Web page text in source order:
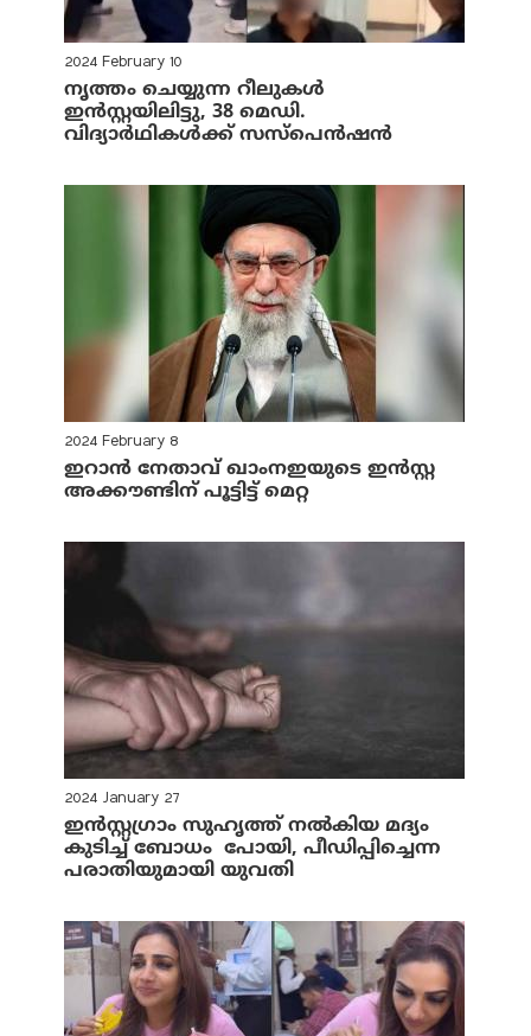
2024 February 10
നൃത്തം ചെയ്യുന്ന റീലുകള്‍
ഇന്‍സ്റ്റയിലിട്ടു, 38 മെഡി.
വിദ്യാര്‍ഥികള്‍ക്ക് സസ്‌പെന്‍ഷന്‍
2024 February 8
ഇറാന്‍ നേതാവ് ഖാംനഇയുടെ ഇന്‍സ്റ്റ
അക്കൗണ്ടിന് പൂട്ടിട്ട് മെറ്റ
2024 January 27
ഇന്‍സ്റ്റഗ്രാം സുഹൃത്ത് നല്‍കിയ മദ്യം
കുടിച്ച് ബോധം പോയി, പീഡിപ്പിച്ചെന്ന
പരാതിയുമായി യുവതി